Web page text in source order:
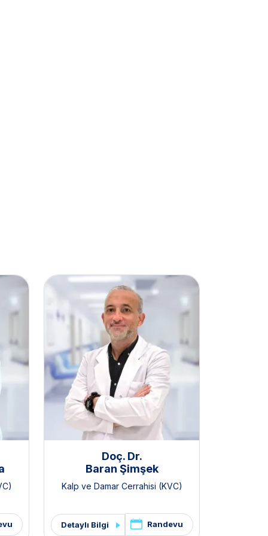
Doç. Dr.
Baran Şimşek
Kalp ve Damar Cerrahisi (KVC)
Detaylı Bilgi Randevu